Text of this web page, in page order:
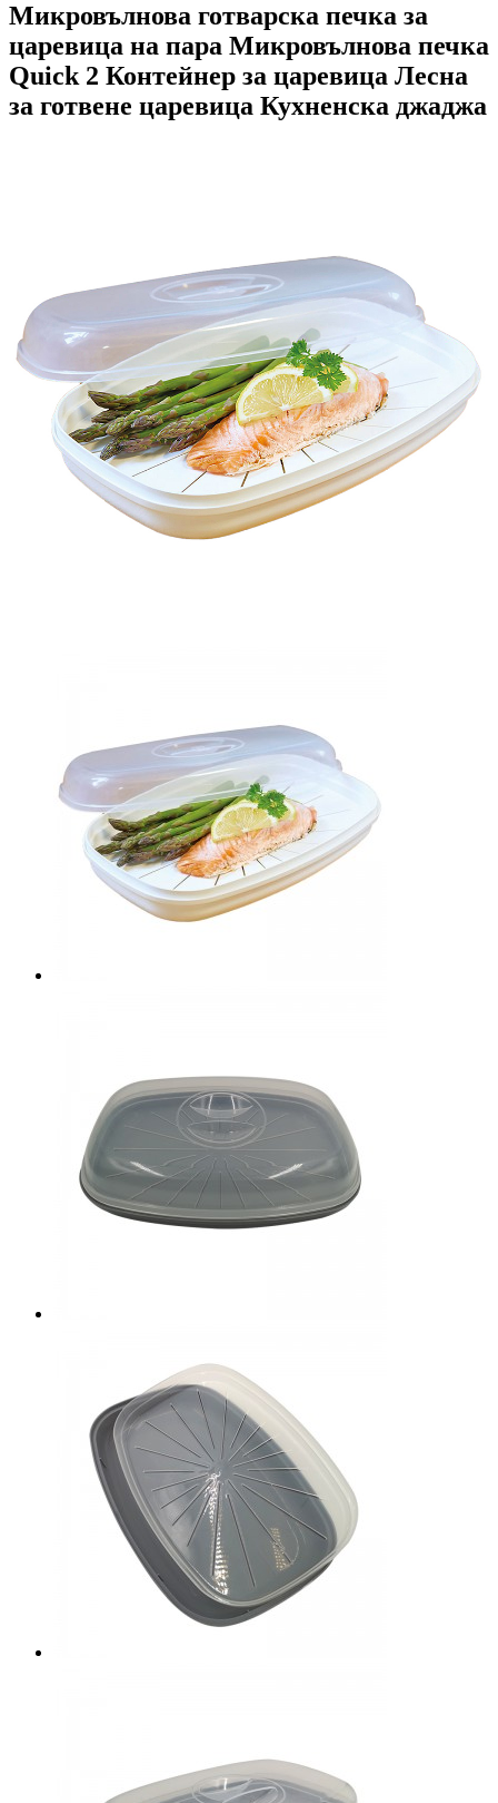
Микровълнова готварска печка за
царевица на пара Микровълнова печка
Quick 2 Контейнер за царевица Лесна
за готвене царевица Кухненска джаджа